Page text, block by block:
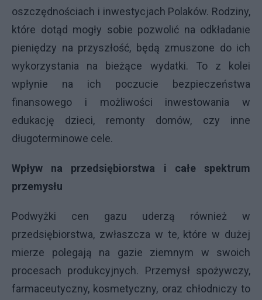
oszczędnościach i inwestycjach Polaków. Rodziny,
które dotąd mogły sobie pozwolić na odkładanie
pieniędzy na przyszłość, będą zmuszone do ich
wykorzystania na bieżące wydatki. To z kolei
wpłynie na ich poczucie bezpieczeństwa
finansowego i możliwości inwestowania w
edukację dzieci, remonty domów, czy inne
długoterminowe cele.
Wpływ na przedsiębiorstwa i całe spektrum
przemysłu
Podwyżki cen gazu uderzą również w
przedsiębiorstwa, zwłaszcza w te, które w dużej
mierze polegają na gazie ziemnym w swoich
procesach produkcyjnych. Przemysł spożywczy,
farmaceutyczny, kosmetyczny, oraz chłodniczy to